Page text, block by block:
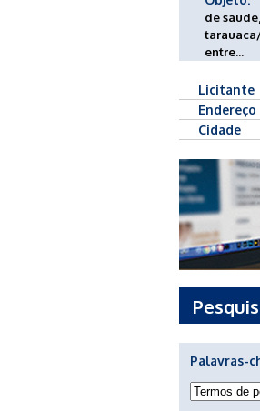
de
entre...
Licitante
Endereço
Cidade
Palavras-